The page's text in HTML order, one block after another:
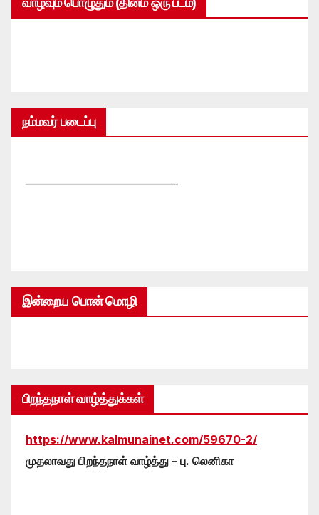
நம்மவர் படைப்பு
—————————————-
இன்றைய பொன் மொழி
பிறந்தநாள் வாழ்த்துக்கள்
https://www.kalmunainet.com/59670-2/
முதலாவது பிறந்தநாள் வாழ்த்து – பு. லெனிகா